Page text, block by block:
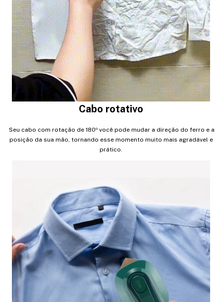
Cabo rotativo
Seu cabo com rotação de 180º você pode mudar a direção do ferro e a
posição da sua mão, tornando esse momento muito mais agradável e
prático.